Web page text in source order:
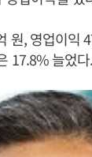
원, 영업이익
17.8% 늘었